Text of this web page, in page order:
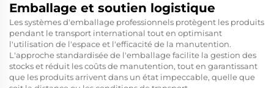
Emballage et soutien logistique
Les systèmes d'emballage professionnels protègent les produits
pendant le transport international tout en optimisant
l'utilisation de l'espace et l'efficacité de la manutention.
L'approche standardisée de l'emballage facilite la gestion des
stocks et réduit les coûts de manutention, tout en garantissant
que les produits arrivent dans un état impeccable, quelle que